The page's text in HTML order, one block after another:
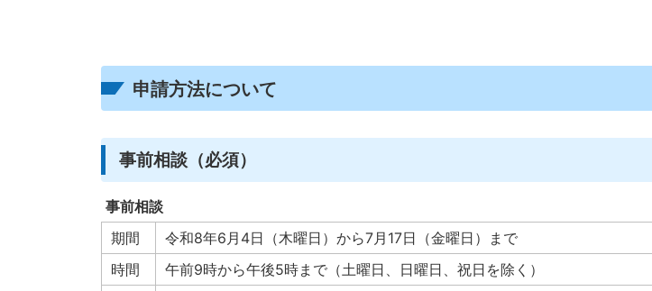
申請方法について
事前相談（必須）
事前相談
期間
令和8年6月4日（木曜日）から7月17日（金曜日）まで
時間
午前9時から午後5時まで（土曜日、日曜日、祝日を除く）